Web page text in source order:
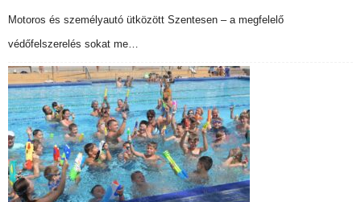
Motoros és személyautó ütközött Szentesen – a megfelelő
védőfelszerelés sokat me…